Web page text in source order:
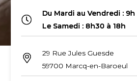
Du Mardi au Vendredi : 9h
Le Samedi : 8h30 à 18h
29 Rue Jules Guesde
59700 Marcq-en-Baroeul